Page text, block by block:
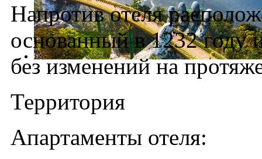
Напротив отеля
основанный в 1232 году
без изменений на
Территория
Апартаменты отеля: